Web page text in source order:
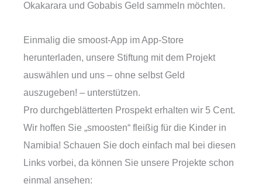
Okakarara und Gobabis Geld sammeln möchten.
Einmalig die smoost-App im App-Store
herunterladen, unsere Stiftung mit dem Projekt
auswählen und uns – ohne selbst Geld
auszugeben! – unterstützen.
Pro durchgeblätterten Prospekt erhalten wir 5 Cent.
Wir hoffen Sie „smoosten“ fleißig für die Kinder in
Namibia! Schauen Sie doch einfach mal bei diesen
Links vorbei, da können Sie unsere Projekte schon
einmal ansehen: